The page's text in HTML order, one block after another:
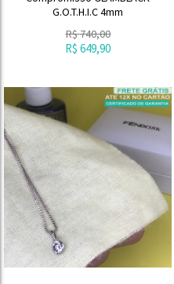
G.O.T.H.I.C 4mm
R$740,00
R$ 649,90